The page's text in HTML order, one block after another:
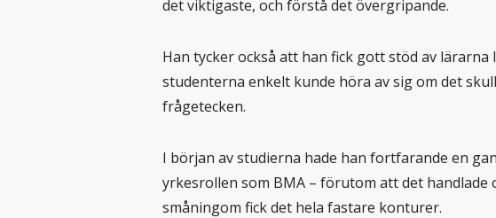
det viktigaste, och förstå det övergripande.
Han tycker också att han fick gott stöd av lärarna
studenterna enkelt kunde höra av sig om det
frågetecken.
I början av studierna hade han fortfarande en
yrkesrollen som BMA – förutom att det handlade
småningom fick det hela fastare konturer.